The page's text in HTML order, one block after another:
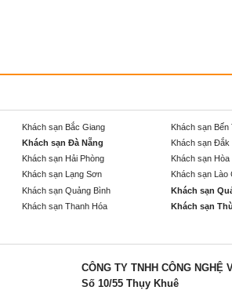
Khách sạn Bắc Giang Khách sạn Bến
Khách sạn Đà Nẵng Khách sạn Đắk
Khách sạn Hải Phòng Khách sạn Hòa
Khách sạn Lạng Sơn Khách sạn Lào
Khách sạn Quảng Bình Khách sạn
Khách sạn Thanh Hóa Khách sạn
CÔNG TY TNHH CÔNG NGHỆ
Số 10/55 Thụy Khuê